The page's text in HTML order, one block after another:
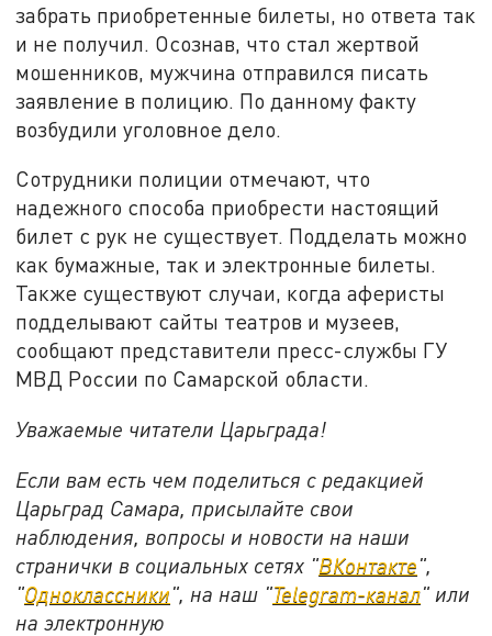
забрать приобретенные билеты, но ответа так
и не получил. Осознав, что стал жертвой
мошенников, мужчина отправился писать
заявление в полицию. По данному факту
возбудили уголовное дело.
Сотрудники полиции отмечают, что
надежного способа приобрести настоящий
билет с рук не существует. Подделать можно
как бумажные, так и электронные билеты.
Также существуют случаи, когда аферисты
подделывают сайты театров и музеев,
сообщают представители пресс-службы ГУ
МВД России по Самарской области.
Уважаемые читатели Царьграда!
Если вам есть чем поделиться с редакцией
Царьград Самара, присылайте свои
наблюдения, вопросы и новости на наши
странички в социальных сетях "ВКонтакте",
"Одноклассники", на наш "Telegram-канал" или
на электронную